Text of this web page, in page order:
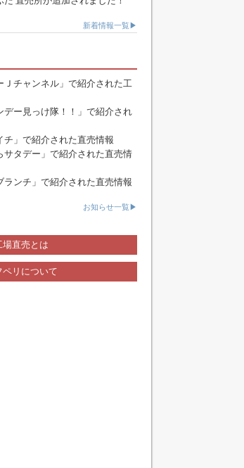
新着情報一覧▶
Ｊチャンネル」で紹介された工
デー見っけ隊！！」で紹介され
チ」で紹介された直売情報
サタデー」で紹介された直売情
ランチ」で紹介された直売情報
お知らせ一覧▶
場直売とは
ペリについて